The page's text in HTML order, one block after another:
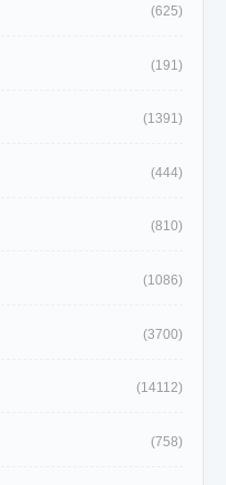
(625)
(191)
(1391)
(444)
(810)
(1086)
(3700)
(14112)
(758)